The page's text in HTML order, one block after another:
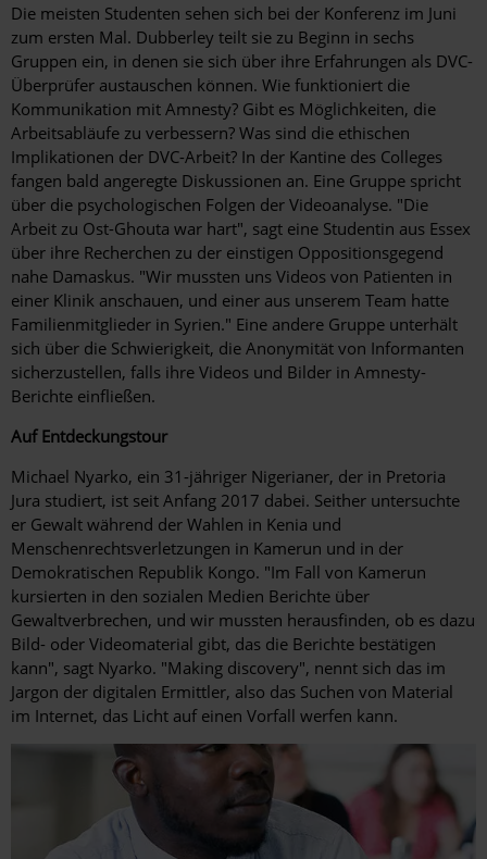
Die meisten Studenten sehen sich bei der Konferenz im Juni
zum ersten Mal. Dubberley teilt sie zu Beginn in sechs
Gruppen ein, in denen sie sich über ihre Erfahrungen als DVC-
Überprüfer austauschen können. Wie funktioniert die
Kommunikation mit Amnesty? Gibt es Möglichkeiten, die
Arbeitsabläufe zu verbessern? Was sind die ethischen
Implikationen der DVC-Arbeit? In der Kantine des Colleges
fangen bald angeregte Diskussionen an. Eine Gruppe spricht
über die psychologischen Folgen der Video­analyse. "Die
Arbeit zu Ost-Ghouta war hart", sagt eine Studentin aus Essex
über ihre Recherchen zu der einstigen ­Oppositionsgegend
nahe Damaskus. "Wir mussten uns Videos von Patienten in
einer Klinik anschauen, und einer aus unserem Team hatte
Familienmitglieder in Syrien." Eine andere Gruppe unterhält
sich über die Schwierigkeit, die Anonymität von Informanten
sicherzustellen, falls ihre Videos und Bilder in Amnesty-
Berichte einfließen.
Auf Entdeckungstour
Michael Nyarko, ein 31-jähriger Nigerianer, der in Pretoria
Jura studiert, ist seit Anfang 2017 dabei. Seither untersuchte
er Gewalt während der Wahlen in Kenia und
Menschenrechtsverletzungen in Kamerun und in der
Demokratischen Republik Kongo. "Im Fall von Kamerun
kursierten in den sozialen Medien Berichte über
Gewaltverbrechen, und wir mussten herausfinden, ob es dazu
Bild- oder Videomaterial gibt, das die Berichte bestätigen
kann", sagt Nyarko. "Making discovery", nennt sich das im
Jargon der digitalen Ermittler, also das Suchen von Material
im Internet, das Licht auf einen Vorfall werfen kann.